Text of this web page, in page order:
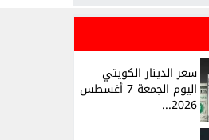
سعر الدينار الكويتي
اليوم الجمعة 7 أغسطس
2026...